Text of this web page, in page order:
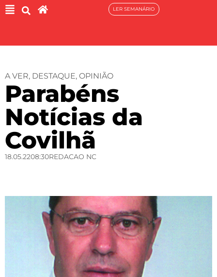
LER SEMANÁRIO
A VER, DESTAQUE, OPINIÃO
Parabéns
Notícias da
Covilhã
18.05.2208:30REDACAO NC